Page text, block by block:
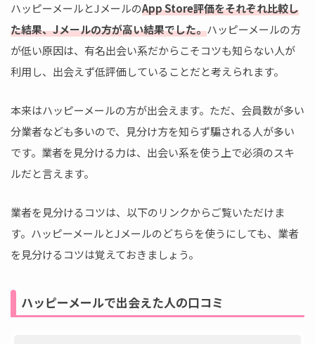
ハッピーメールとJメールのApp Store評価をそれぞれ比較し
た結果、Jメールの方が高い結果でした。ハッピーメールの方
が低い原因は、有名出会い系だからこそコツも知らない人が
利用し、出会えず低評価していることだと考えられます。
本来はハッピーメールの方が出会えます。ただ、会員数が多い
分業者なども多いので、見分け方を知らず騙される人が多い
です。業者を見分ける力は、出会い系を使う上で必須のスキ
ルだと言えます。
業者を見分けるコツは、以下のリンクからご覧いただけま
す。ハッピーメールとJメールのどちらを使うにしても、業者
を見分けるコツは覚えておきましょう。
ハッピーメールで出会えた人の口コミ